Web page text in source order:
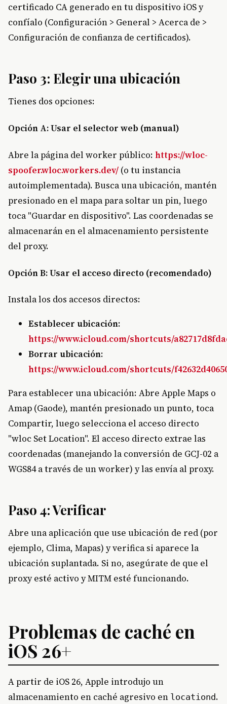
certificado CA generado en tu dispositivo iOS y
confíalo (Configuración > General > Acerca de >
Configuración de confianza de certificados).
Paso 3: Elegir una ubicación
Tienes dos opciones:
Opción A: Usar el selector web (manual)
Abre la página del worker público: https://wloc-
spoofer.wloc.workers.dev/ (o tu instancia
autoimplementada). Busca una ubicación, mantén
presionado en el mapa para soltar un pin, luego
toca "Guardar en dispositivo". Las coordenadas se
almacenarán en el almacenamiento persistente
del proxy.
Opción B: Usar el acceso directo (recomendado)
Instala los dos accesos directos:
Establecer ubicación:
https://www.icloud.com/shortcuts/
Borrar ubicación:
https://www.icloud.com/shortcuts/
Para establecer una ubicación: Abre Apple Maps o
Amap (Gaode), mantén presionado un punto, toca
Compartir, luego selecciona el acceso directo
"wloc Set Location". El acceso directo extrae las
coordenadas (manejando la conversión de GCJ-02 a
WGS84 a través de un worker) y las envía al proxy.
Paso 4: Verificar
Abre una aplicación que use ubicación de red (por
ejemplo, Clima, Mapas) y verifica si aparece la
ubicación suplantada. Si no, asegúrate de que el
proxy esté activo y MITM esté funcionando.
Problemas de caché en
iOS 26+
A partir de iOS 26, Apple introdujo un
almacenamiento en caché agresivo en locationd.